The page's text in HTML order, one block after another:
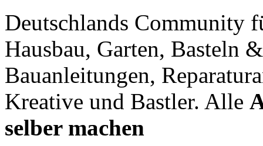
Deutschlands Community
Hausbau, Garten, Basteln
Bauanleitungen,
Kreative und Bastler. Alle
selber machen